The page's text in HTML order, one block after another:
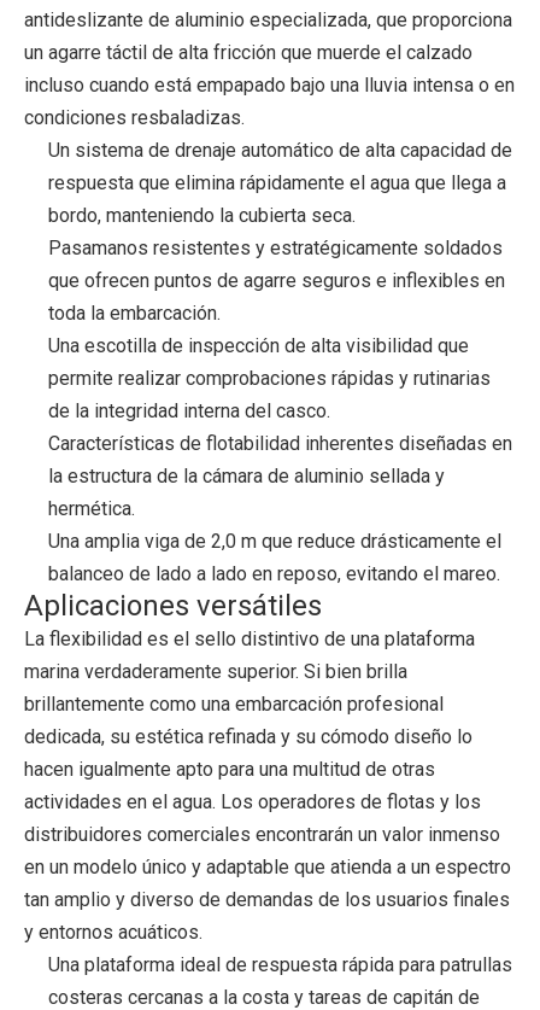
antideslizante de aluminio especializada, que proporciona
un agarre táctil de alta fricción que muerde el calzado
incluso cuando está empapado bajo una lluvia intensa o en
condiciones resbaladizas.
Un sistema de drenaje automático de alta capacidad de
respuesta que elimina rápidamente el agua que llega a
bordo, manteniendo la cubierta seca.
Pasamanos resistentes y estratégicamente soldados
que ofrecen puntos de agarre seguros e inflexibles en
toda la embarcación.
Una escotilla de inspección de alta visibilidad que
permite realizar comprobaciones rápidas y rutinarias
de la integridad interna del casco.
Características de flotabilidad inherentes diseñadas en
la estructura de la cámara de aluminio sellada y
hermética.
Una amplia viga de 2,0 m que reduce drásticamente el
balanceo de lado a lado en reposo, evitando el mareo.
Aplicaciones versátiles
La flexibilidad es el sello distintivo de una plataforma
marina verdaderamente superior. Si bien brilla
brillantemente como una embarcación profesional
dedicada, su estética refinada y su cómodo diseño lo
hacen igualmente apto para una multitud de otras
actividades en el agua. Los operadores de flotas y los
distribuidores comerciales encontrarán un valor inmenso
en un modelo único y adaptable que atienda a un espectro
tan amplio y diverso de demandas de los usuarios finales
y entornos acuáticos.
Una plataforma ideal de respuesta rápida para patrullas
costeras cercanas a la costa y tareas de capitán de